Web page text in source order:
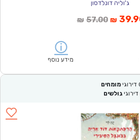
ג'וליה דונלדסון
₪ 57.00המחיר
₪
מידע נוסף
דירוגי מומחים
דירוגי גולשים